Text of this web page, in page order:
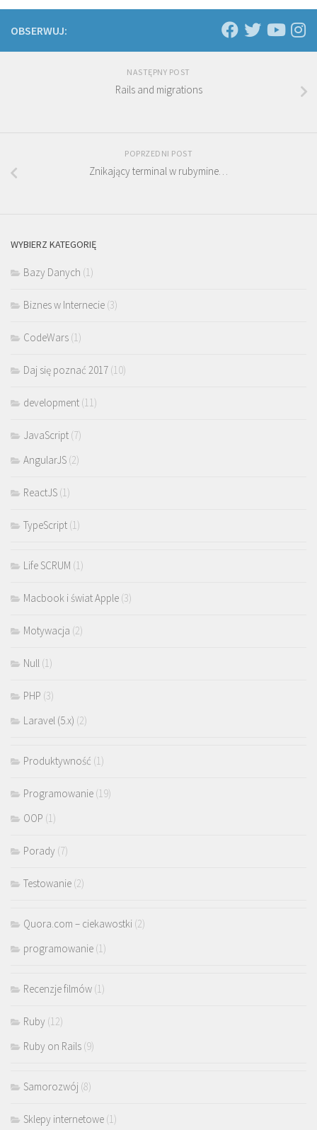
OBSERWUJ:
NASTĘPNY POST
Rails and migrations
POPRZEDNI POST
Znikający terminal w rubymine…
WYBIERZ KATEGORIĘ
Bazy Danych (1)
Biznes w Internecie (3)
CodeWars (1)
Daj się poznać 2017 (10)
development (11)
JavaScript (7)
AngularJS (2)
ReactJS (1)
TypeScript (1)
Life SCRUM (1)
Macbook i świat Apple (3)
Motywacja (2)
Null (1)
PHP (3)
Laravel (5.x) (2)
Produktywność (1)
Programowanie (19)
OOP (1)
Porady (7)
Testowanie (2)
Quora.com – ciekawostki (2)
programowanie (1)
Recenzje filmów (1)
Ruby (12)
Ruby on Rails (9)
Samorozwój (8)
Sklepy internetowe (1)